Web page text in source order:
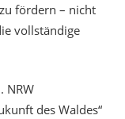
fördern – nicht
vollständige
NRW
des Waldes“